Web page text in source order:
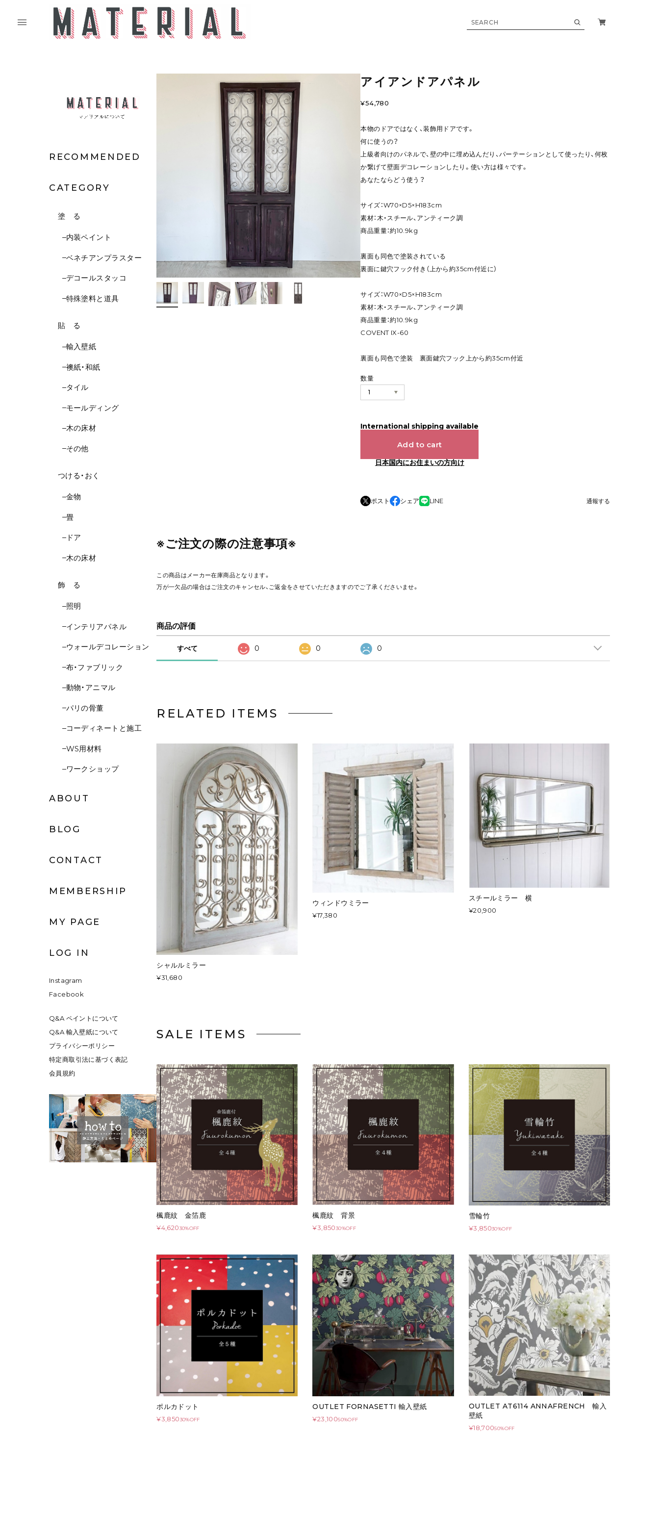
RECOMMENDED
CATEGORY
塗 る
内装ペイント
ベネチアンプラスター
デコールスタッコ
特殊塗料と道具
貼 る
輸入壁紙
襖紙・和紙
タイル
モールディング
木の床材
その他
つける・おく
金物
畳
ドア
木の床材
飾 る
照明
インテリアパネル
ウォールデコレーション
布・ファブリック
動物・アニマル
パリの骨董
コーディネートと施工
WS用材料
ワークショップ
ABOUT
BLOG
CONTACT
MEMBERSHIP
MY PAGE
LOG IN
Instagram
Facebook
Q&A ペイントについて
Q&A 輸入壁紙について
プライバシーポリシー
特定商取引法に基づく表記
会員規約
アイアンドアパネル
¥54,780
本物のドアではなく、装飾用ドアです。
何に使うの？
上級者向けのパネルで、壁の中に埋め込んだり、パーテーションとして使ったり、何枚
か繋げて壁面デコレーションしたり。使い方は様々です。
あなたならどう使う？
サイズ：W70×D5×H183cm
素材：木・スチール、アンティーク調
商品重量：約10.9kg
裏面も同色で塗装されている
裏面に鍵穴フック付き（上から約35cm付近に）
サイズ：W70×D5×H183cm
素材：木・スチール、アンティーク調
商品重量：約10.9kg
COVENT IX-60
裏面も同色で塗装 裏面鍵穴フック上から約35cm付近
数量
International shipping available
Add to cart
日本国内にお住まいの方向け
ポスト シェア LINE 通報する
※ご注文の際の注意事項※
この商品はメーカー在庫商品となります。
万が一欠品の場合はご注文のキャンセル、ご返金をさせていただきますのでご了承くださいませ。
商品の評価
すべて 0 0 0
RELATED ITEMS
シャルルミラー
¥31,680
ウィンドウミラー
¥17,380
スチールミラー 横
¥20,900
SALE ITEMS
楓鹿紋 金箔鹿
¥4,62030%OFF
楓鹿紋 背景
¥3,85030%OFF
雪輪竹
¥3,85030%OFF
ポルカドット
¥3,85030%OFF
OUTLET FORNASETTI 輸入壁紙
¥23,10050%OFF
OUTLET AT6114 ANNAFRENCH 輸入
壁紙
¥18,70050%OFF